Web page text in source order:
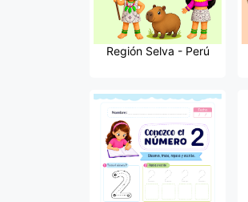
Región Selva - Perú